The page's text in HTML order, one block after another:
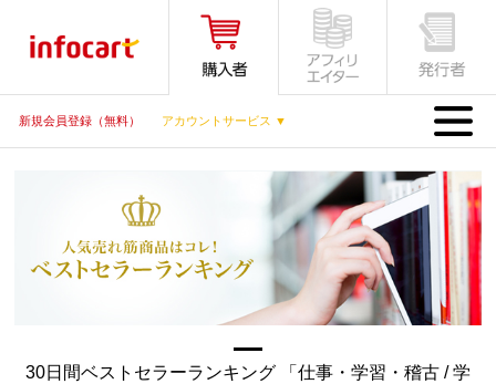
新規会員登録（無料） アカウントサービス ▼ MENU
30日間ベストセラーランキング 「仕事・学習・稽古 / 学